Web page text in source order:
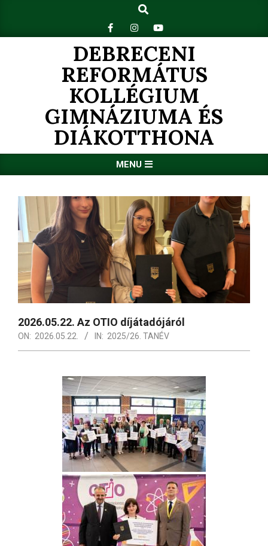
content
Search
DEBRECENI
REFORMÁTUS
KOLLÉGIUM
GIMNÁZIUMA ÉS
DIÁKOTTHONA
Navigation
MENU
2026.05.22. Az OTIO díjátadójáról
ON: 2026.05.22. IN: 2025/26. TANÉV